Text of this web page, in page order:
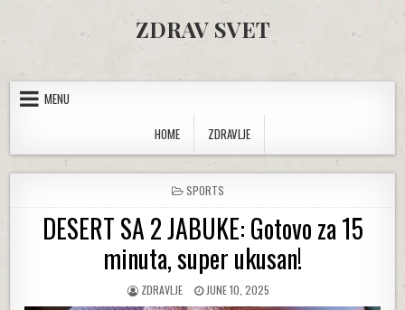
ZDRAV SVET
MENU
HOME
ZDRAVLJE
POSTED IN
SPORTS
DESERT SA 2 JABUKE: Gotovo za 15
minuta, super ukusan!
AUTHOR:
ZDRAVLJE PUBLISHED DATE:
JUNE 10, 2025